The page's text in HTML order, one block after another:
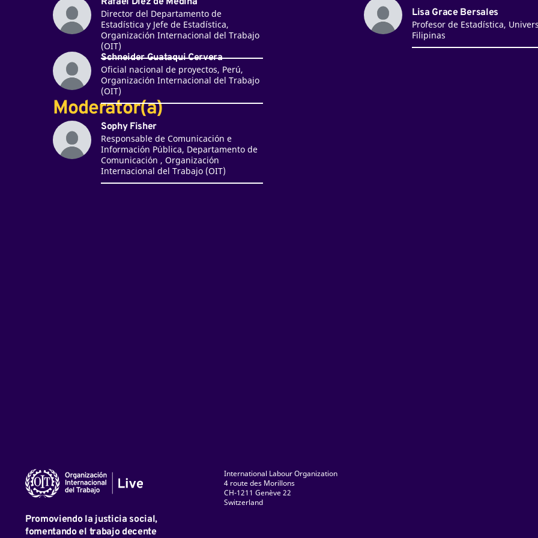
Director del Departamento de
Estadística y Jefe de Estadística,
Organización Internacional del Trabajo
(OIT)
Lisa Grace Bersales
Profesor de Estadística,
Filipinas
Schneider Guataqui Cervera
Oficial nacional de proyectos, Perú,
Organización Internacional del Trabajo
(OIT)
Moderator(a)
Sophy Fisher
Responsable de Comunicación e
Información Pública, Departamento de
Comunicación , Organización
Internacional del Trabajo (OIT)
Promoviendo la justicia social,
fomentando el trabajo decente
International Labour Organization
4 route des Morillons
CH-1211 Genève 22
Switzerland